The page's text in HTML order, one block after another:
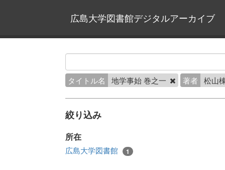
広島大学図書館デジタルアーカイブ
タイトル名 地学事始 巻之一 著者 松山
絞り込み
所在
広島大学図書館 1